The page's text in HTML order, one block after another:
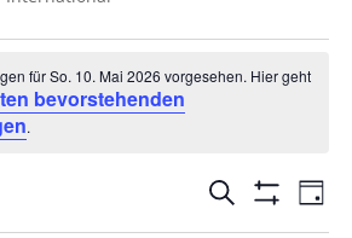
für So. 10. Mai 2026 vorgesehen. Hier geht
bevorstehenden
.
SUCHE TAG